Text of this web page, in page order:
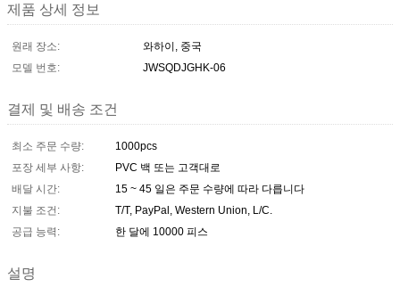
제품 상세 정보
원래 장소:
와하이, 중국
모델 번호:
JWSQDJGHK-06
결제 및 배송 조건
최소 주문 수량:
1000pcs
포장 세부 사항:
PVC 백 또는 고객대로
배달 시간:
15 ~ 45 일은 주문 수량에 따라 다릅니다
지불 조건:
T/T, PayPal, Western Union, L/C.
공급 능력:
한 달에 10000 피스
설명